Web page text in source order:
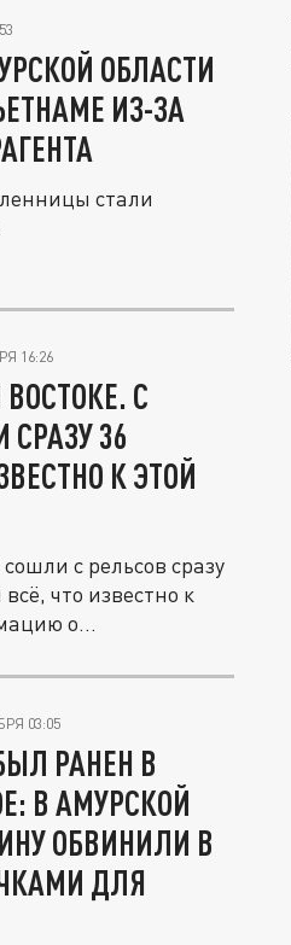
ОБЛАСТИ
ИЗ-ЗА
стали
16:26
С
36
К ЭТОЙ
с рельсов сразу
что известно к
о...
03:05
РАНЕН В
В АМУРСКОЙ
ОБВИНИЛИ В
ДЛЯ